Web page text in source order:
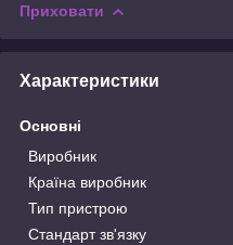
Приховати
Характеристики
Основні
Виробник
Країна виробник
Тип пристрою
Стандарт зв'язку